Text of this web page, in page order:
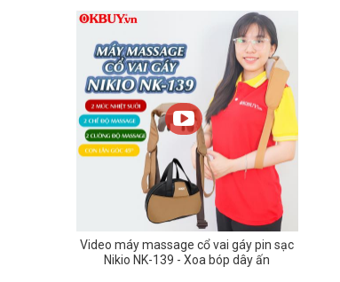
Video máy massage cổ vai gáy pin sạc
Nikio NK-139 - Xoa bóp dây ấn